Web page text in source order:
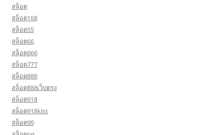
สล็อต
สล็อต168
สล็อต55
สล็อต66
สล็อต666
สล็อต777
สล็อต888
สล็อต888เว็บตรง
สล็อต918
สล็อต918kiss
สล็อต99